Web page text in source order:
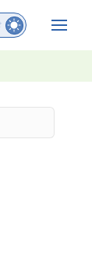
barvni